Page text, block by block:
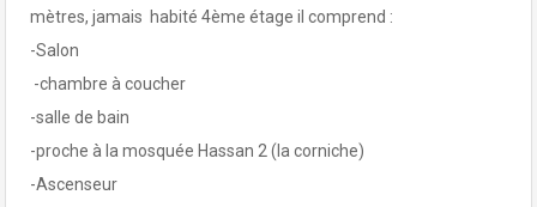
mètres, jamais habité 4ème étage il comprend :
-Salon
-chambre à coucher
-salle de bain
-proche à la mosquée Hassan 2 (la corniche)
-Ascenseur